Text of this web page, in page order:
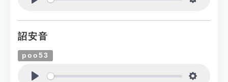
詔安音
poo53